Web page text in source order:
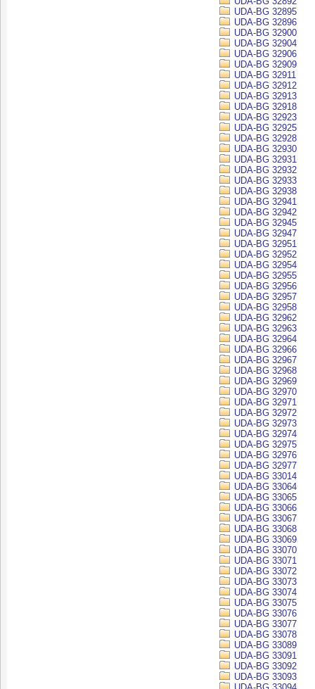
UDA-BG 32895
UDA-BG 32896
UDA-BG 32900
UDA-BG 32904
UDA-BG 32906
UDA-BG 32909
UDA-BG 32911
UDA-BG 32912
UDA-BG 32913
UDA-BG 32918
UDA-BG 32923
UDA-BG 32925
UDA-BG 32928
UDA-BG 32930
UDA-BG 32931
UDA-BG 32932
UDA-BG 32933
UDA-BG 32938
UDA-BG 32941
UDA-BG 32942
UDA-BG 32945
UDA-BG 32947
UDA-BG 32951
UDA-BG 32952
UDA-BG 32954
UDA-BG 32955
UDA-BG 32956
UDA-BG 32957
UDA-BG 32958
UDA-BG 32962
UDA-BG 32963
UDA-BG 32964
UDA-BG 32966
UDA-BG 32967
UDA-BG 32968
UDA-BG 32969
UDA-BG 32970
UDA-BG 32971
UDA-BG 32972
UDA-BG 32973
UDA-BG 32974
UDA-BG 32975
UDA-BG 32976
UDA-BG 32977
UDA-BG 33014
UDA-BG 33064
UDA-BG 33065
UDA-BG 33066
UDA-BG 33067
UDA-BG 33068
UDA-BG 33069
UDA-BG 33070
UDA-BG 33071
UDA-BG 33072
UDA-BG 33073
UDA-BG 33074
UDA-BG 33075
UDA-BG 33076
UDA-BG 33077
UDA-BG 33078
UDA-BG 33089
UDA-BG 33091
UDA-BG 33092
UDA-BG 33093